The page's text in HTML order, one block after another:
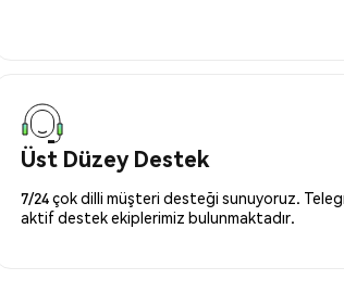
Üst Düzey Destek
7/24 çok dilli müşteri desteği sunuyoruz.
aktif destek ekiplerimiz bulunmaktadır.